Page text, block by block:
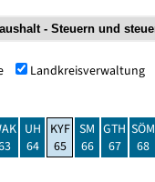
Landkreisverwaltung
UH
64
KYF
65
SM
66
GTH
67
SÖM
68